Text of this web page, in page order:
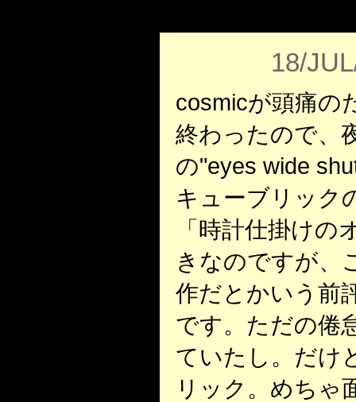
18/
cosmicが頭痛の
終わったので、
の"eyes wide
キューブリック
「時計仕掛けの
きなのですが、
作だとかいう前
です。ただの倦
ていたし。だけ
リック。めちゃ